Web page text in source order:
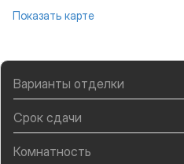
Показать карте
Варианты отделки
Срок сдачи
Комнатность